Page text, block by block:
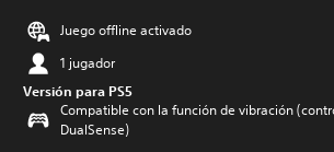
Juego offline activado
1 jugador
Versión para PS5
Compatible con la función de vibración
DualSense)